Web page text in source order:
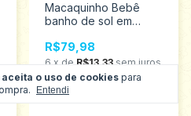
o uso de cookies para
Entendi
Macaquinho Bebê
banho de sol em
Tamanhos P ao G
2001102
R$79,98
6 x de R$13,33 sem juros
R$67,98no Pix